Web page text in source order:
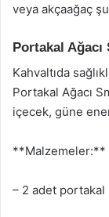
veya akçaağaç
Portakal Ağacı
Kahvaltıda
Portakal Ağacı
içecek, güne
**Malzemeler:**
– 2 adet portakal